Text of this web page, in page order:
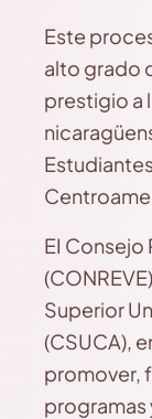
Este
alto grado
prestigio a
EI Consejo
Superior
(CSUCA),
promover,
programas